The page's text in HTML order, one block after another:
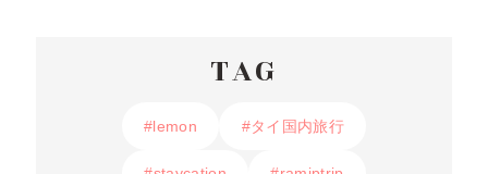
TAG
#lemon
#lemon #タイ国内旅行
#タイ国内旅行